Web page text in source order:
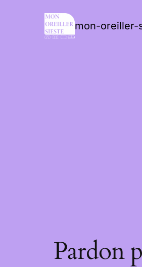
mon-oreiller-
Pardon